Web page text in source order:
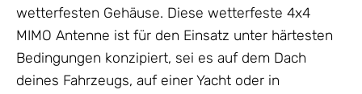
wetterfesten Gehäuse. Diese wetterfeste 4x4
MIMO Antenne ist für den Einsatz unter härtesten
Bedingungen konzipiert, sei es auf dem Dach
deines Fahrzeugs, auf einer Yacht oder in